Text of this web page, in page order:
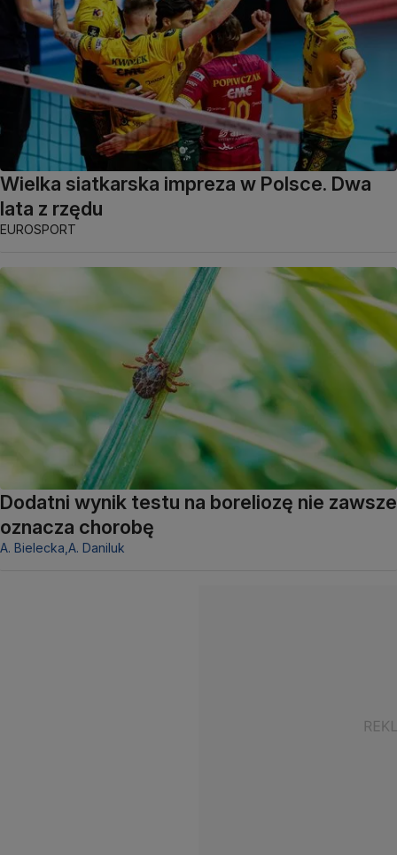
Wielka siatkarska impreza w Polsce. Dwa
lata z rzędu
EUROSPORT
Dodatni wynik testu na boreliozę nie zawsze
oznacza chorobę
A. Bielecka, A. Daniluk